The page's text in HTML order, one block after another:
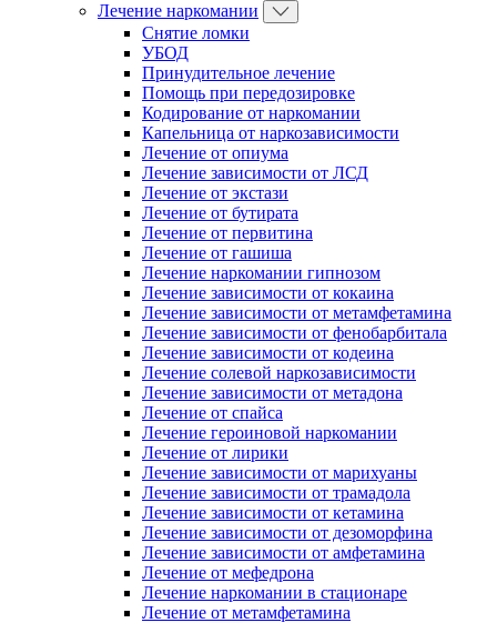
Лечение наркомании
Снятие ломки
УБОД
Принудительное лечение
Помощь при передозировке
Кодирование от наркомании
Капельница от наркозависимости
Лечение от опиума
Лечение зависимости от ЛСД
Лечение от экстази
Лечение от бутирата
Лечение от первитина
Лечение от гашиша
Лечение наркомании гипнозом
Лечение зависимости от кокаина
Лечение зависимости от метамфетамина
Лечение зависимости от фенобарбитала
Лечение зависимости от кодеина
Лечение солевой наркозависимости
Лечение зависимости от метадона
Лечение от спайса
Лечение героиновой наркомании
Лечение от лирики
Лечение зависимости от марихуаны
Лечение зависимости от трамадола
Лечение зависимости от кетамина
Лечение зависимости от дезоморфина
Лечение зависимости от амфетамина
Лечение от мефедрона
Лечение наркомании в стационаре
Лечение от метамфетамина